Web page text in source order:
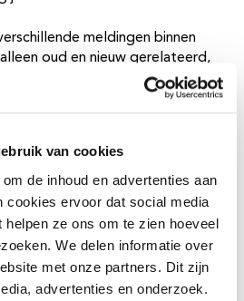
van cookies
de inhoud en advertenties aan
cookies ervoor dat social media
helpen ze ons om te zien hoeveel
We delen informatie over
met onze partners. Dit zijn
advertenties en onderzoek.
meldingen binnen
oud en nieuw gerelateerd,
kwam hier door vuurwerk of
jaar. Er kwam hier één
en ongeveer vijf oud en
in Sneek kwam ten opzichte
aantal meldingen binnen
nieuw gerelateerde slachtoffers.